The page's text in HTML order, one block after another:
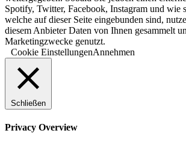
Spotify, Twitter, Facebook, Instagram und wie
welche auf dieser Seite eingebunden sind,
diesem Anbieter Daten von Ihnen gesammelt
Marketingzwecke genutzt.
Cookie EinstellungenAnnehmen
Schließen
Privacy Overview